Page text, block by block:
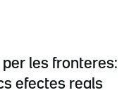
les fronteres:
efectes reals